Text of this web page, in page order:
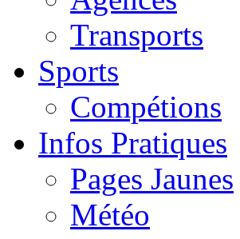
Transports
Sports
Compétions
Infos Pratiques
Pages Jaunes
Météo